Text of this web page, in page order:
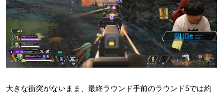
大きな衝突がないまま、最終ラウンド手前のラウンド5では約